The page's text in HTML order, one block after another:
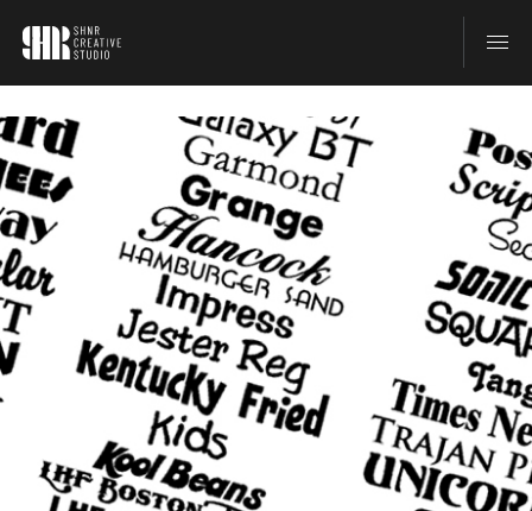
TOP
BLOG
ABOUT
CONTACT